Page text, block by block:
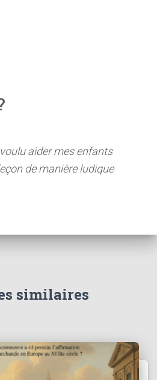
aider mes enfants
de manière ludique
similaires